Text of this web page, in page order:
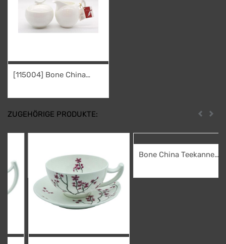
[115004] Bone China
"Epsilon"
ZUGEHÖRIGE PRODUKTE: Zurück
Bone China Teekanne
"Cherry Blossom", 1,0 l
54,95